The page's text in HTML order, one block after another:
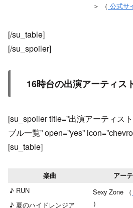
＞ （ 公式サ
[/su_table]
[/su_spoiler]
16時台の出演アーティス
[su_spoiler title=”出演アーティス
ブル一覧” open=”yes”
[su_table]
楽曲 アー
♪ RUN Sexy Zone （
）
♪ 夏のハイドレンジア